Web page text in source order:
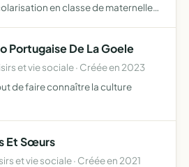
en classe de maternelle
Portugaise De La Goele
et vie sociale · Créée en 2023
de faire connaître la culture
Et Sœurs
et vie sociale · Créée en 2021